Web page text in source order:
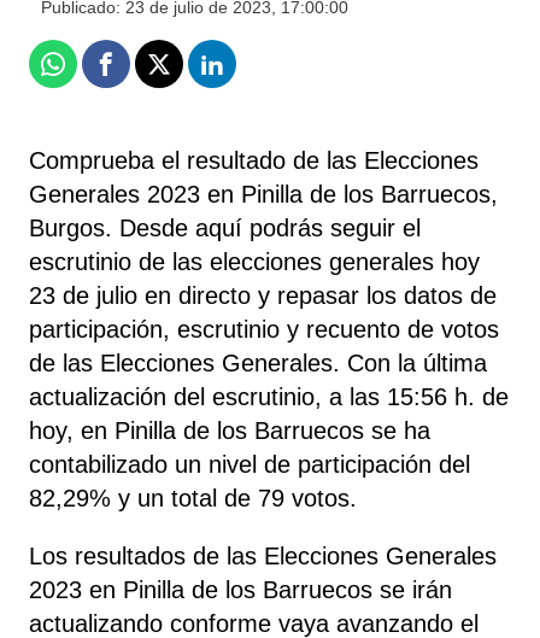
Publicado: 23 de julio de 2023, 17:00:00
WhatsappFacebook
X Linkedin
Comprueba el resultado de las Elecciones
Generales 2023 en Pinilla de los Barruecos,
Burgos. Desde aquí podrás seguir el
escrutinio de las elecciones generales hoy
23 de julio en directo y repasar los datos de
participación, escrutinio y recuento de votos
de las Elecciones Generales. Con la última
actualización del escrutinio, a las 15:56 h. de
hoy, en Pinilla de los Barruecos se ha
contabilizado un nivel de participación del
82,29% y un total de 79 votos.
Los resultados de las Elecciones Generales
2023 en Pinilla de los Barruecos se irán
actualizando conforme vaya avanzando el